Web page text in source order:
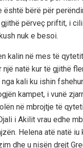
është bërë për
përveç priftit, i
nuk e besoi.
kalin në mes të
natë kur të gjithë
kali ku ishin
kampet, i vunë
në mbrojtje të
i Akilit vrau edhe
Helena atë natë
dhe u nisën drejt